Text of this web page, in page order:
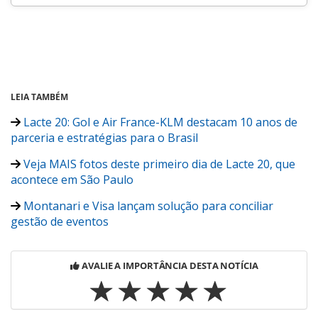
LEIA TAMBÉM
Lacte 20: Gol e Air France-KLM destacam 10 anos de
parceria e estratégias para o Brasil
Veja MAIS fotos deste primeiro dia de Lacte 20, que
acontece em São Paulo
Montanari e Visa lançam solução para conciliar
gestão de eventos
AVALIE A IMPORTÂNCIA DESTA NOTÍCIA